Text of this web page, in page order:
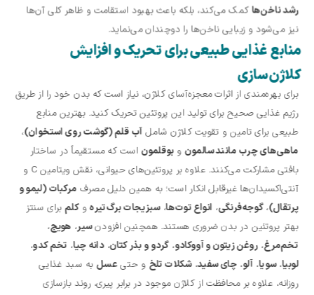
رشد ناخن‌هاکمک می‌کند، بلکه باعث بهبود استقامت و ظاهر کلی آن‌ها
نیز می‌شود و زیبایی ناخن‌ها را دوچندان می‌نماید.
منابع غذایی طبیعی برای تحریک و افزایش
کلاژن‌سازی
برای بهره‌مندی از اثرات معجزه‌آسای کلاژن، نیاز است که بدن خود را از طریق
رژیم غذایی صحیح برای تولید این پروتئین تحریک کنید. بهترین منابع
طبیعی برای تامین و تقویت کلاژن شاملآب قلم (گوشت روی استخوان)،
ماهی‌های چرب مانند سالمونو بوقلموناست که مستقیماً در ساختار
بافتی مشارکت می‌کنند. علاوه بر پروتئین‌های حیوانی، نقش ویتامین C و
آنتی‌اکسیدان‌ها غیرقابل انکار است؛ به همین دلیل مصرف مرکبات (لیمو و
پرتقال)،گوجه‌فرنگی، انواع توت‌ها،سبزیجات برگ‌تیرهوکلمبرای سنتز
بهتر پروتئین در بدن ضروری هستند. همچنین افزودنسیر، هویج،
تخم‌مرغ، روغن زیتون و آووکادو، گردو و بذر کتان،دانه چیا، تخم کدو،
لوبیا،سویا،آلو، چای سفید،شکلات تلخ و حتیعسلبه سبد غذایی
روزانه، علاوه بر محافظت از کلاژن موجود در برابر پیری، روند بازسازی